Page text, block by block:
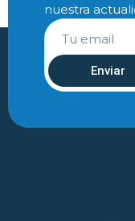
nuestra
Enviar